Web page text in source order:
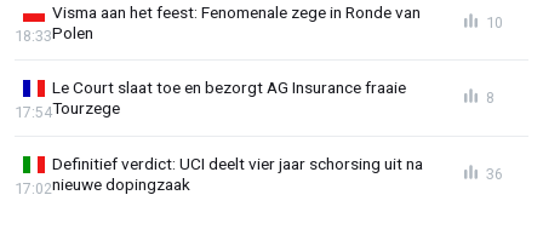
Visma aan het feest: Fenomenale zege in Ronde van
Polen
18:33
10
Le Court slaat toe en bezorgt AG Insurance fraaie
Tourzege
17:54
8
Definitief verdict: UCI deelt vier jaar schorsing uit na
nieuwe dopingzaak
17:02
36